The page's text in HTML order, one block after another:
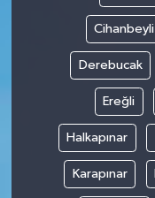
Cihanbeyli
Derebucak
Ereğli
Halkapınar
Karapınar